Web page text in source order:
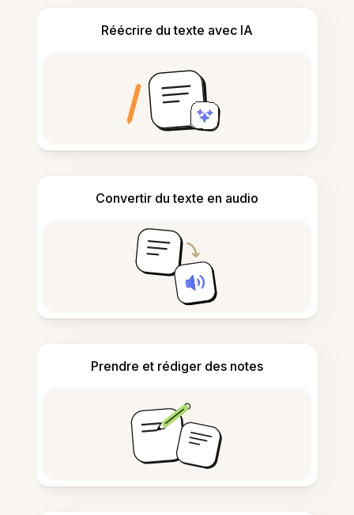
Réécrire du texte avec IA
Convertir du texte en audio
Prendre et rédiger des notes